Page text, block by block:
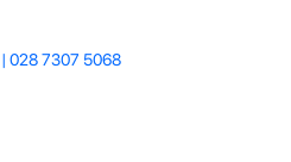
| 028 7307 5068